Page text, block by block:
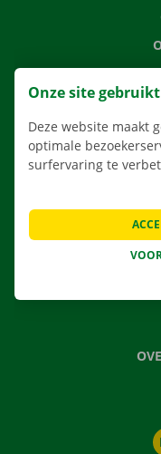
Onze site
Deze website maakt
optimale
surfervaring te